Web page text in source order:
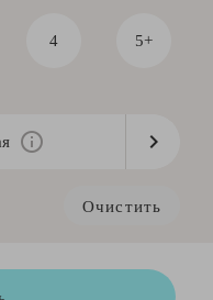
4 5+
Очистить